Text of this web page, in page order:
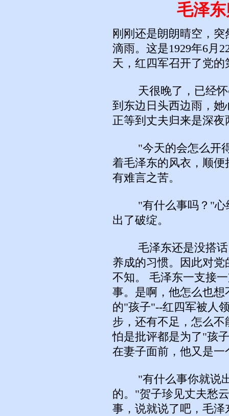
毛泽
刚刚还是朗朗晴空，
滴雨。这是1929年6月
天，红四军召开了党
天很晚了，已经怀
到东边日头西边雨，
正等到丈夫归来是深夜
"今天的会怎么开得
着毛泽东的风衣，顺
有难言之苦。
"有什么事吗？"心
出了破绽。
毛泽东还是没搭话
养成的习惯。因此对
不知。 毛泽东一支接
事。是啊，他怎么也
的"孩子"--红四军被人
步，还有不足，怎么
怕是批评都是为了"孩
在妻子面前，他又是一
"有什么事你就说出
的。"贺子珍见丈夫愁
事，说就说了吧，毛